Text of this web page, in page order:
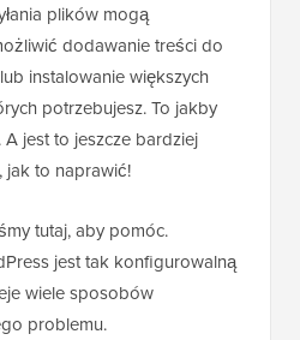
plików mogą
dodawanie treści do
instalowanie większych
potrzebujesz. To jakby
jest to jeszcze bardziej
jak to naprawić!
tutaj, aby pomóc.
jest tak konfigurowalną
wiele sposobów
problemu.